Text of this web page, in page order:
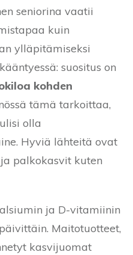
seniorina vaatii
kuin
ylläpitämiseksi
suositus on
kohden
tämä tarkoittaa,
olla
Hyviä lähteitä ovat
palkokasvit kuten
ja D-vitamiinin
Maitotuotteet,
kasvijuomat